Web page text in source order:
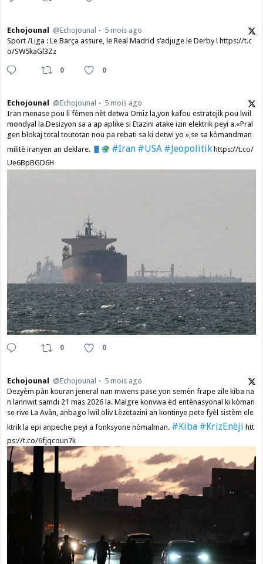
Echojounal @Echojounal
5 mois ago
Sport /Liga : Le Barça assure, le Real Madrid s’adjuge le Derby ! https://t.c
o/SW5kaGl3Zz
0 0
Echojounal @Echojounal
5 mois ago
Iran menase pou li fèmen nèt detwa Omiz la,yon kafou estratejik pou lwil
mondyal la.Desizyon sa a ap aplike si Etazini atake izin elektrik peyi a.​«Pral
gen blokaj total toutotan nou pa rebati sa ki detwi yo »,se sa kòmandman
militè iranyen an deklare.
#Iran #USA #Jeopolitikhttps://t.co/
Ue6BpBGD6H
0 0
Echojounal @Echojounal
5 mois ago
Dezyèm pàn kouran jeneral nan mwens pase yon semèn frape zile kiba na
n lannwit samdi 21 mas 2026 la. Malgre konvwa èd entènasyonal ki kòman
se rive La Avàn, anbago lwil oliv Lèzetazini an kontinye pete fyèl sistèm ele
ktrik la epi anpeche peyi a fonksyone nòmalman. #Kiba #KrizEnèji htt
ps://t.co/6fjqcoun7k